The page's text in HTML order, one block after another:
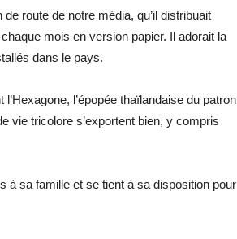
route de notre média, qu’il distribuait
mois en version papier. Il adorait la
dans le pays.
l’épopée thaïlandaise du patron
vie tricolore s’exportent bien, y compris
à sa famille et se tient à sa disposition pour